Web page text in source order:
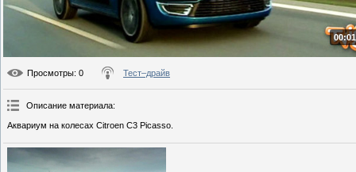
Просмотры: 0 Тест–драйв
Описание материала:
Аквариум на колесах Citroen C3 Picasso.